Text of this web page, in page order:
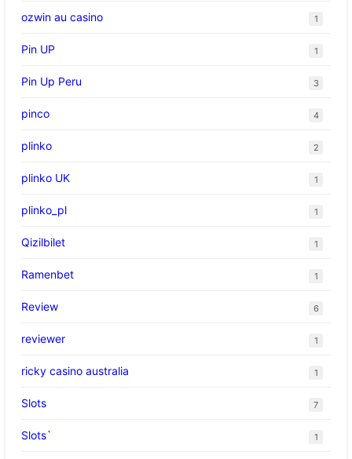
ozwin au casino 1
Pin UP 1
Pin Up Peru 3
pinco 4
plinko 2
plinko UK 1
plinko_pl 1
Qizilbilet 1
Ramenbet 1
Review 6
reviewer 1
ricky casino australia 1
Slots 7
Slots` 1